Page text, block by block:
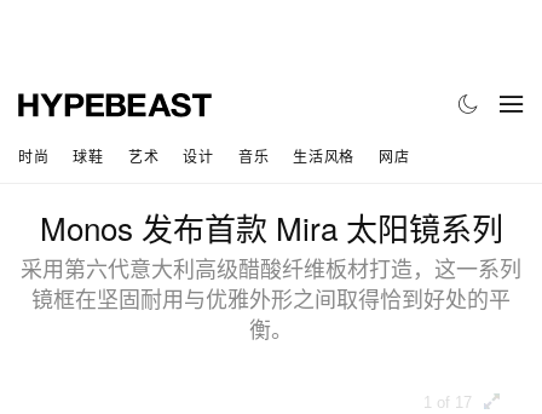
时尚 球鞋 艺术 设计 音乐 生活风格 网店
Monos 发布首款 Mira 太阳镜系列
采用第六代意大利高级醋酸纤维板材打造，这一系列
镜框在坚固耐用与优雅外形之间取得恰到好处的平
衡。
1 of 17